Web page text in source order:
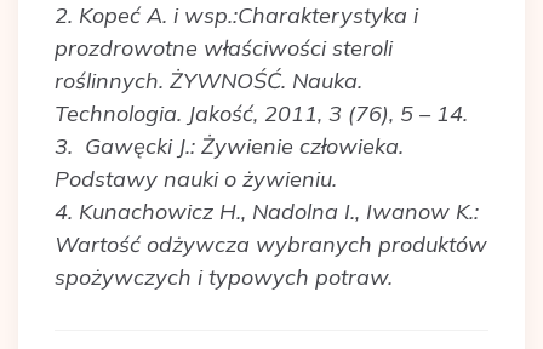
2. Kopeć A. i wsp.:Charakterystyka i
prozdrowotne właściwości steroli
roślinnych. ŻYWNOŚĆ. Nauka.
Technologia. Jakość, 2011, 3 (76), 5 – 14.
3. Gawęcki J.: Żywienie człowieka.
Podstawy nauki o żywieniu.
4. Kunachowicz H., Nadolna I., Iwanow K.:
Wartość odżywcza wybranych produktów
spożywczych i typowych potraw.